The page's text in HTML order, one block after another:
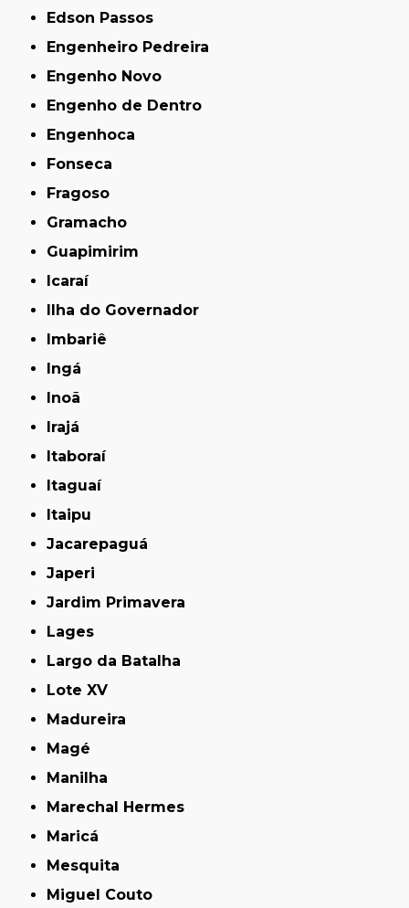
Edson Passos
Engenheiro Pedreira
Engenho Novo
Engenho de Dentro
Engenhoca
Fonseca
Fragoso
Gramacho
Guapimirim
Icaraí
Ilha do Governador
Imbariê
Ingá
Inoã
Irajá
Itaboraí
Itaguaí
Itaipu
Jacarepaguá
Japeri
Jardim Primavera
Lages
Largo da Batalha
Lote XV
Madureira
Magé
Manilha
Marechal Hermes
Maricá
Mesquita
Miguel Couto